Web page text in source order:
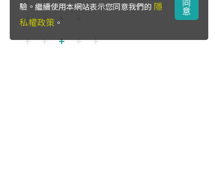
驗。繼續使用本網站表示您同意我們的 隱
私權政策 。
意